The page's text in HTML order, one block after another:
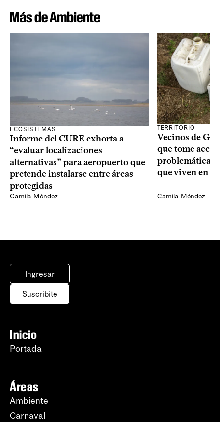
Más de Ambiente
ECOSISTEMAS
Informe del CURE exhorta a
“evaluar localizaciones
alternativas” para aeropuerto que
pretende instalarse entre áreas
protegidas
Camila Méndez
TERRITORIO
Vecinos de
que tome
problemáticas
que viven en
Camila Méndez
Ingresar
Suscribite
Inicio
Portada
Áreas
Ambiente
Carnaval